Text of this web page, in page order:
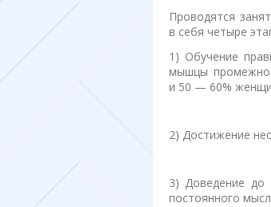
Проводятся
в себя четыре
1) Обучение
мышцы
и 50 — 60%
2) Достижение
3) Доведение до
постоянного